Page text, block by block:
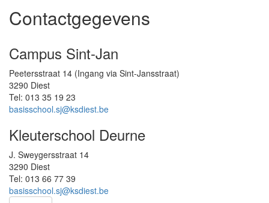
Contactgegevens
Campus Sint-Jan
Peetersstraat 14 (Ingang via Sint-Jansstraat)
3290 Diest
Tel: 013 35 19 23
basisschool.sj@ksdiest.be
Kleuterschool Deurne
J. Sweygersstraat 14
3290 Diest
Tel: 013 66 77 39
basisschool.sj@ksdiest.be